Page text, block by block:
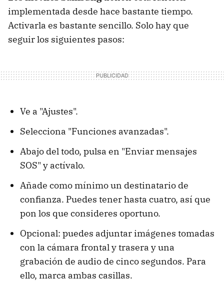
implementada desde hace bastante tiempo.
Activarla es bastante sencillo. Solo hay que
seguir los siguientes pasos:
Ve a "Ajustes".
Selecciona "Funciones avanzadas".
Abajo del todo, pulsa en "Enviar mensajes
SOS" y actívalo.
Añade como mínimo un destinatario de
confianza. Puedes tener hasta cuatro, así que
pon los que consideres oportuno.
Opcional: puedes adjuntar imágenes tomadas
con la cámara frontal y trasera y una
grabación de audio de cinco segundos. Para
ello, marca ambas casillas.